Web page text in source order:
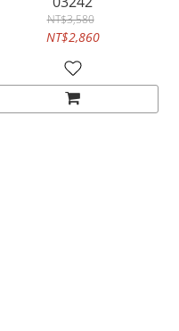
NT$3,580
NT$2,860